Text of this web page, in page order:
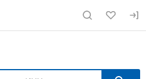
по сайту fishretail.ru